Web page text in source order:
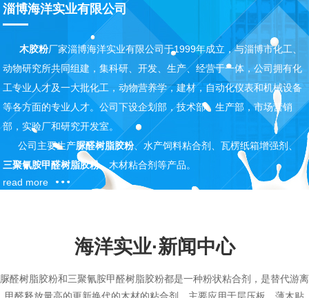
淄博海洋实业有限公司
木胶粉厂家淄博海洋实业有限公司于1999年成立，与淄博市化工、
动物研究所共同组建，集科研、开发、生产、经营于一体，公司拥有化
工专业人才及一大批化工，动物营养学，建材，自动化仪表和机械设备
等各方面的专业人才。公司下设企划部，技术部，生产部，市场营销
部，实验厂和研究开发室。
公司主要生产脲醛树脂胶粉、水产饲料粘合剂、瓦楞纸箱增强剂、
三聚氰胺甲醛树脂胶粉、木材粘合剂等产品。
read more
海洋实业·新闻中心
脲醛树脂胶粉和三聚氰胺甲醛树脂胶粉都是一种粉状粘合剂，是替代游离